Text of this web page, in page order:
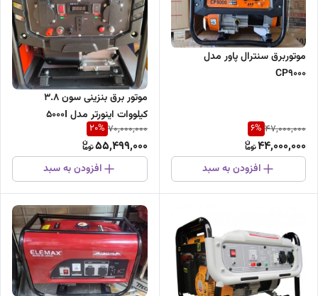
موتوربرق سنترال پاور مدل
CP9000
47,000,000
6%
44,000,000
افزودن به سبد
موتور برق بنزینی سون 3.8
کیلووات اینورتر مدل 5000I
70,000,000
20%
55,499,000
افزودن به سبد